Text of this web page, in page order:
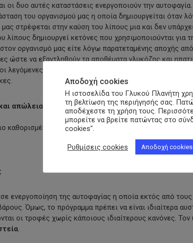
οι δυο αυτές καταστάσεις ενεργοποιούν την αυτοφαγία.
του οργανισμού μας η οποία δημιουργείται όταν
στρέφεται στην καύση του λίπους μια και δεν
λίπους δημιουργεί κετόνες που χρησιμοποιούνται για
οργανισμό μας είτε λόγω παρατεταμένης αποχής
να εξαντληθούν τα αποθέματα γλυκόζης και
λεγόμενες «Keto Diet» στις οποίες καταναλώνονται
απώλεια βάρους – διαλειμματική νηστεία
καθορισμένο διάστημα (και όσο μεγαλύτερο τόσο
ενεργοποίηση της αυτοφαγίας η οποία εκτός από
Όμως, το πρόγραμμα πρέπει να είναι ιδιαίτερα
οι τροφές χωρίς κάποιους ιδιαίτερους κανόνες.
Αποδοχή cookies
Η ιστοσελίδα του Γλυκού Πλανήτη
τη βελτίωση της περιήγησής σας.
αποδέχεστε τη χρήση τους.
μπορείτε να βρείτε πατώντας στο
cookies".
Ρυθμίσεις cookies Αποδοχή cookies